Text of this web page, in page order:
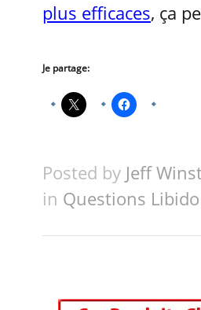
plus efficaces, ça
Je partage:
Posted by Jeff
in Questions Libido